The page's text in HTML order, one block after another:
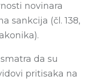
novinara
sankcija (čl. 138,
da su
pritisaka na